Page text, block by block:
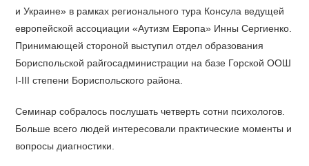
и Украине» в рамках регионального тура Консула ведущей
европейской ассоциации «Аутизм Европа» Инны Сергиенко.
Принимающей стороной выступил отдел образования
Бориспольской райгосадминистрации на базе Горской ООШ
І-ІІІ степени Бориспольского района.
Семинар собралось послушать четверть сотни психологов.
Больше всего людей интересовали практические моменты и
вопросы диагностики.